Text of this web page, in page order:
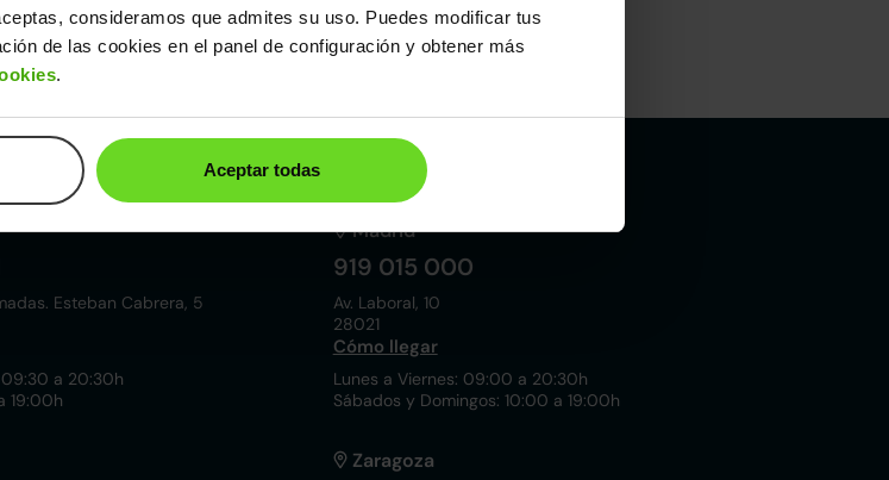
consideramos que admites su uso. Puedes modificar tus
de las cookies en el panel de configuración y obtener más
.
Aceptar todas
Esteban Cabrera, 5
09:30 a 20:30h
19:00h
Madrid
919 015 000
Av. Laboral, 10
28021
Cómo llegar
Lunes a Viernes: 09:00 a 20:30h
Sábados y Domingos: 10:00 a 19:00h
Zaragoza